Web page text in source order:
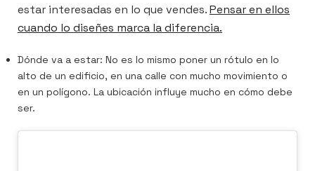
estar interesadas en lo que vendes.Pensar en ellos
cuando lo diseñes marca la diferencia.
Dónde va a estar: No es lo mismo poner un rótulo en lo
alto de un edificio, en una calle con mucho movimiento o
en un polígono. La ubicación influye mucho en cómo debe
ser.